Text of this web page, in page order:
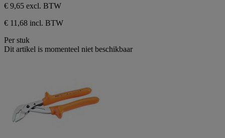
€ 9,65 excl. BTW
€ 11,68 incl. BTW
Per stuk
Dit artikel is momenteel niet beschikbaar